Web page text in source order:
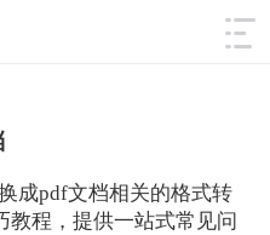
筛选
成pdf文档相关的格式转
教程，提供一站式常见问